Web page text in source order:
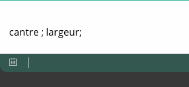
cantre ; largeur;